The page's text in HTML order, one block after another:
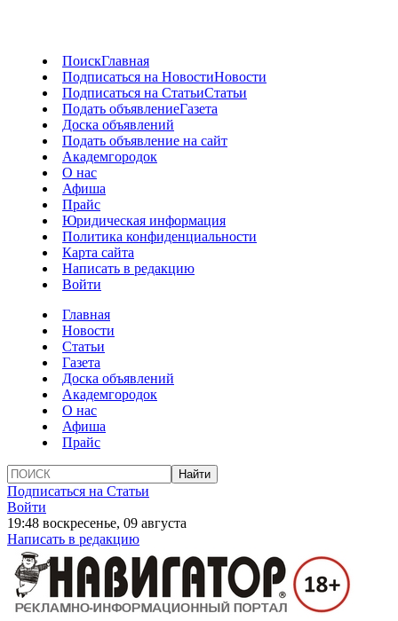
ПоискГлавная
Подписаться на НовостиНовости
Подписаться на СтатьиСтатьи
Подать объявлениеГазета
Доска объявлений
Подать объявление на сайт
Академгородок
О нас
Афиша
Прайс
Юридическая информация
Политика конфиденциальности
Карта сайта
Написать в редакцию
Войти
Главная
Новости
Статьи
Газета
Доска объявлений
Академгородок
О нас
Афиша
Прайс
Подписаться на Статьи
Войти
19:48 воскресенье, 09 августа
Написать в редакцию